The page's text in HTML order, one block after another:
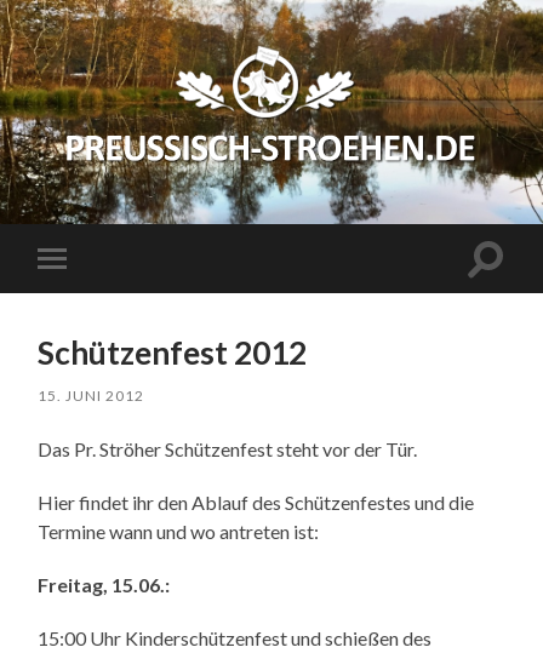
preussisch-
stroehen.de
Mobile-
Menü
Schützenfest 2012
15. JUNI 2012
Das Pr. Ströher Schützenfest steht vor der Tür.
Hier findet ihr den Ablauf des Schützenfestes und die
Termine wann und wo antreten ist:
Freitag, 15.06.:
15:00 Uhr Kinderschützenfest und schießen des